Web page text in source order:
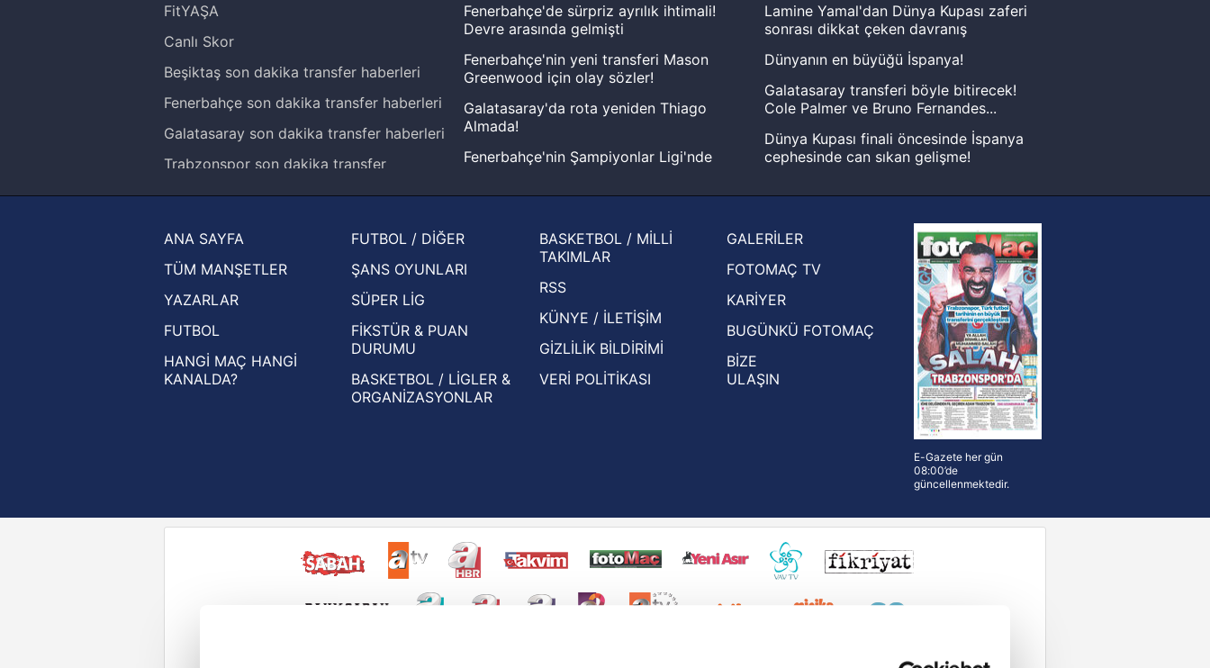
Reddet
FitYAŞA
Canlı Skor
Beşiktaş son dakika transfer haberleri
Fenerbahçe son dakika transfer haberleri
Galatasaray son dakika transfer haberleri
Trabzonspor son dakika transfer
Ziraat Türkiye Kupası haberleri
UEFA Şampiyonlar Ligi haberleri
UEFA Avrupa Ligi haberleri
UEFA Konferans Ligi haberleri
Fenerbahçe'de sürpriz ayrılık ihtimali!
Devre arasında gelmişti
Fenerbahçe'nin yeni transferi Mason
Greenwood için olay sözler!
Galatasaray'da rota yeniden Thiago
Almada!
Fenerbahçe'nin Şampiyonlar Ligi'nde
Zabrze'yi elerlerse...
basından gündem olan manşetler!
Beşiktaş'ın UEFA Avrupa Ligi'nde 3. Ön
Eleme Turu muhtemel rakipleri belli oldu!
Lamine Yamal'dan Dünya Kupası zaferi
sonrası dikkat çeken davranış
Dünyanın en büyüğü İspanya!
Galatasaray transferi böyle bitirecek!
Cole Palmer ve Bruno Fernandes...
Dünya Kupası finali öncesinde İspanya
cephesinde can sıkan gelişme!
Hernan Crespo, Meksika Ligi
ekiplerinden Atlas'ın yeni teknik direktörü
oldu
ANA SAYFA
TÜM MANŞETLER
YAZARLAR
FUTBOL
HANGİ MAÇ HANGİ
KANALDA?
FUTBOL / DİĞER
ŞANS OYUNLARI
SÜPER LİG
FİKSTÜR & PUAN
DURUMU
BASKETBOL / LİGLER &
ORGANİZASYONLAR
BASKETBOL / MİLLİ
TAKIMLAR
RSS
KÜNYE / İLETİŞİM
GİZLİLİK BİLDİRİMİ
VERİ POLİTİKASI
GALERİLER
FOTOMAÇ TV
KARİYER
BUGÜNKÜ FOTOMAÇ
BİZE
ULAŞIN
E-Gazete her gün
08:00’de
güncellenmektedir.